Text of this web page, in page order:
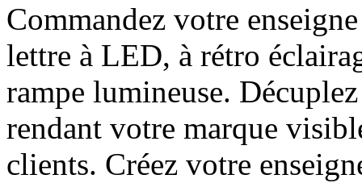
Commandez votre
lettre à LED, à rétro
rampe lumineuse.
rendant votre marque
clients. Créez votre